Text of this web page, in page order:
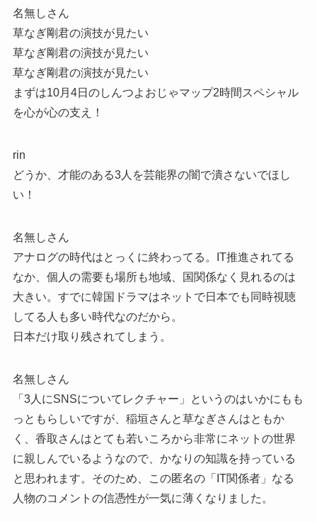
名無しさん
草なぎ剛君の演技が見たい
草なぎ剛君の演技が見たい
草なぎ剛君の演技が見たい
まずは10月4日のしんつよおじゃマップ2時間スペシャル
を心が心の支え！
rin
どうか、才能のある3人を芸能界の闇で潰さないでほし
い！
名無しさん
アナログの時代はとっくに終わってる。IT推進されてる
なか、個人の需要も場所も地域、国関係なく見れるのは
大きい。すでに韓国ドラマはネットで日本でも同時視聴
してる人も多い時代なのだから。
日本だけ取り残されてしまう。
名無しさん
「3人にSNSについてレクチャー」というのはいかにもも
っともらしいですが、稲垣さんと草なぎさんはともか
く、香取さんはとても若いころから非常にネットの世界
に親しんでいるようなので、かなりの知識を持っている
と思われます。そのため、この匿名の「IT関係者」なる
人物のコメントの信憑性が一気に薄くなりました。